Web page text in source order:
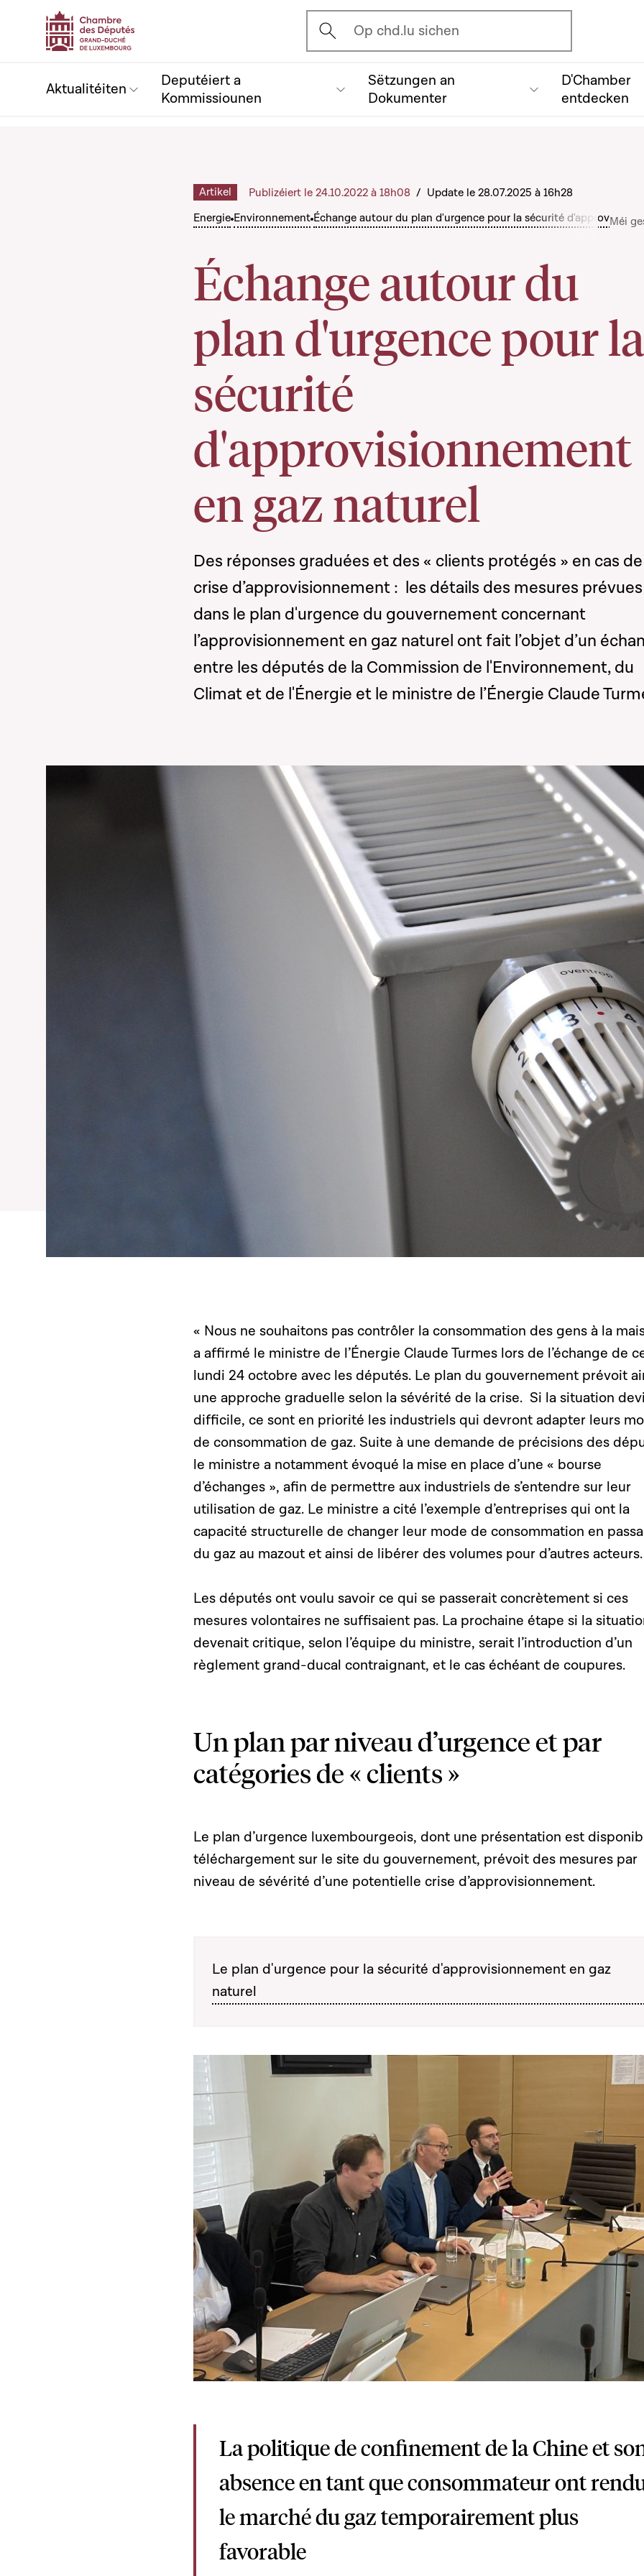
Ouvrir l'écran de recherche
Op chd.lu sichen
Aktualitéiten
Deputéiert a
Kommissiounen
Sëtzungen an
Dokumenter
D'Chamber
entdecken
Energie Environnement Échange autour du plan d'urgence pour la sécurité Méi
Échange autour du
plan d'urgence pour la
sécurité
d'approvisionnement
en gaz naturel
Artikel Publizéiert le 24.10.2022 à 18h08 / Update le 28.07.2025 à 16h28
Des réponses graduées et des « clients protégés » en cas de
crise d’approvisionnement : les détails des mesures prévues
dans le plan d'urgence du gouvernement concernant
l’approvisionnement en gaz naturel ont fait l’objet d’un
entre les députés de la Commission de l'Environnement, du
Climat et de l'Énergie et le ministre de l’Énergie Claude
« Nous ne souhaitons pas contrôler la consommation des gens à la
a affirmé le ministre de l’Énergie Claude Turmes lors de l’échange de
lundi 24 octobre avec les députés. Le plan du gouvernement prévoit
une approche graduelle selon la sévérité de la crise. Si la situation
difficile, ce sont en priorité les industriels qui devront adapter leurs
de consommation de gaz. Suite à une demande de précisions des
le ministre a notamment évoqué la mise en place d’une « bourse
d’échanges », afin de permettre aux industriels de s’entendre sur leur
utilisation de gaz. Le ministre a cité l’exemple d’entreprises qui ont la
capacité structurelle de changer leur mode de consommation en
du gaz au mazout et ainsi de libérer des volumes pour d’autres acteurs.
Les députés ont voulu savoir ce qui se passerait concrètement si ces
mesures volontaires ne suffisaient pas. La prochaine étape si la
devenait critique, selon l’équipe du ministre, serait l’introduction d’un
règlement grand-ducal contraignant, et le cas échéant de coupures.
Un plan par niveau d’urgence et par
catégories de « clients »
Le plan d’urgence luxembourgeois, dont une présentation est
téléchargement sur le site du gouvernement, prévoit des mesures par
niveau de sévérité d’une potentielle crise d’approvisionnement.
Le plan d'urgence pour la sécurité d'approvisionnement en gaz
naturel
La politique de confinement de la Chine et
absence en tant que consommateur ont
le marché du gaz temporairement plus
favorable